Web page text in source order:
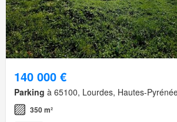
140 000 €
Parking à 65100, Lourdes, Hautes-
350 m²